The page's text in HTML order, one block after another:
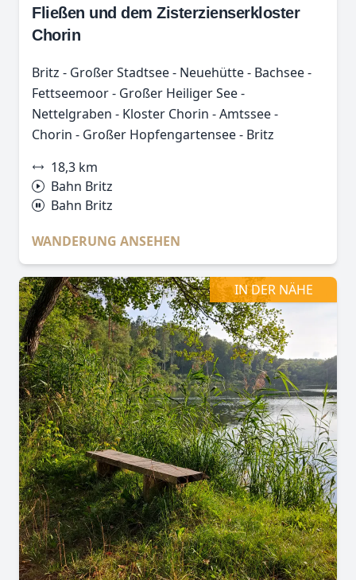
Fließen und dem Zisterzienserkloster
Chorin
Britz - Großer Stadtsee - Neuehütte - Bachsee -
Fettseemoor - Großer Heiliger See -
Nettelgraben - Kloster Chorin - Amtssee -
Chorin - Großer Hopfengartensee - Britz
18,3 km
Bahn Britz
Bahn Britz
WANDERUNG ANSEHEN
IN DER NÄHE